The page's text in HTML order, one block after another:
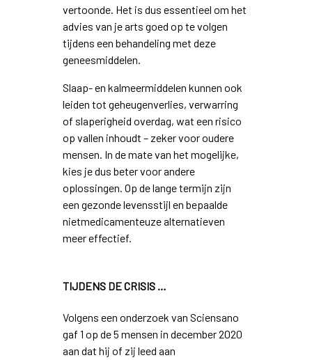
vertoonde. Het is dus essentieel om het
advies van je arts goed op te volgen
tijdens een behandeling met deze
geneesmiddelen.
Slaap- en kalmeermiddelen kunnen ook
leiden tot geheugenverlies, verwarring
of slaperigheid overdag, wat een risico
op vallen inhoudt – zeker voor oudere
mensen. In de mate van het mogelijke,
kies je dus beter voor andere
oplossingen. Op de lange termijn zijn
een gezonde levensstijl en bepaalde
nietmedicamenteuze alternatieven
meer effectief.
TIJDENS DE CRISIS …
Volgens een onderzoek van Sciensano
gaf 1 op de 5 mensen in december 2020
aan dat hij of zij leed aan